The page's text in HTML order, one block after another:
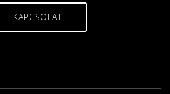
KAPCSOLAT